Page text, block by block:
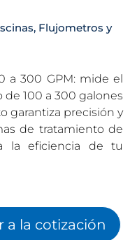
, Flujometros y
a 300 GPM: mide el
100 a 300 galones
garantiza precisión y
de tratamiento de
la eficiencia de tu
a la cotización